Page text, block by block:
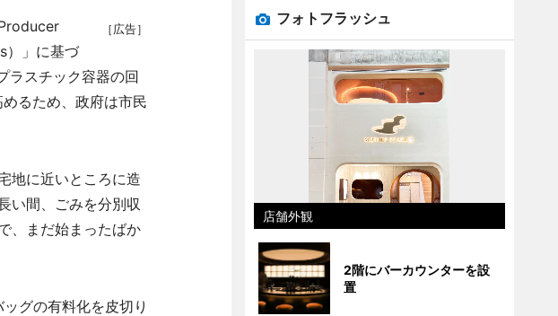
［広告］
」に基づ
ラスチック容器の回
るため、政府は市民
地に近いところに造
い間、ごみを分別収
、まだ始まったばか
グの有料化を皮切り
フォトフラッシュ
店舗外観
2階にバーカウンターを設
置